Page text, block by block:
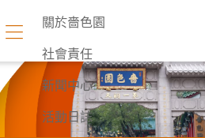
關於嗇色園
社會責任
新聞中心
活動日誌